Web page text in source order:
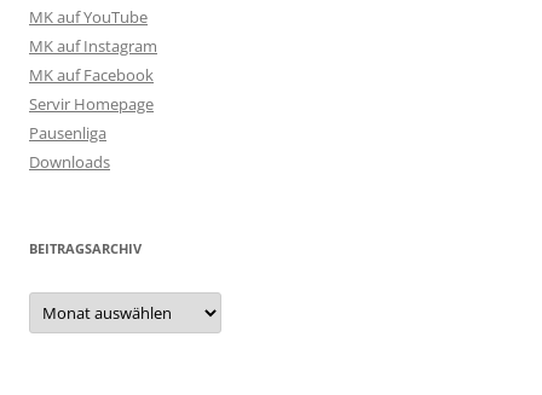
MK auf YouTube
MK auf Instagram
MK auf Facebook
Servir Homepage
Pausenliga
Downloads
BEITRAGSARCHIV
Beitragsarchiv